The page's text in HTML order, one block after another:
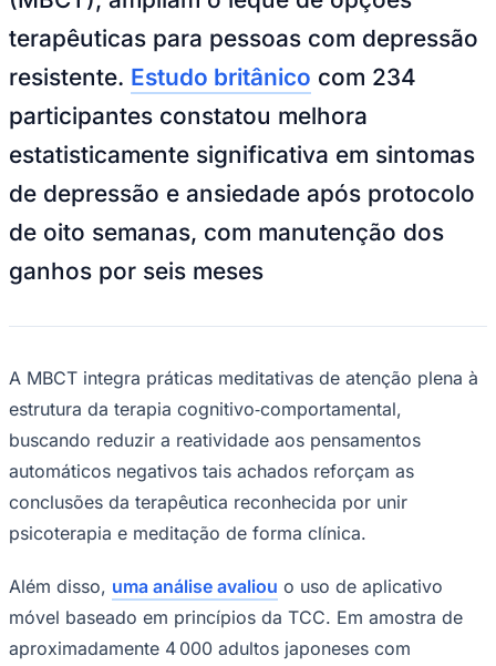
Terapias cognitivas ampliam opções para depressão
resistente— Foto:Divulgação
Nos últimos meses,evidências recentes
recém‑publicadas
confirmam que
abordagens cognitivas avançadas, como a
terapia cognitiva baseada em mindfulness
(MBCT), ampliam o leque de opções
terapêuticas para pessoas com depressão
participantes constatou melhora
estatisticamente significativa em sintomas